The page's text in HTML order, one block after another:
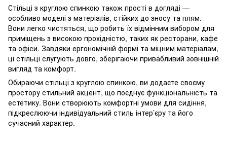
Стільці з круглою спинкою також прості в догляді —
особливо моделі з матеріалів, стійких до зносу та плям.
Вони легко чистяться, що робить їх відмінним вибором для
приміщень з високою прохідністю, таких як ресторани, кафе
та офіси. Завдяки ергономічній формі та міцним матеріалам,
ці стільці слугують довго, зберігаючи привабливий зовнішній
вигляд та комфорт.
Обираючи стільці з круглою спинкою, ви додаєте своєму
простору стильний акцент, що поєднує функціональність та
естетику. Вони створюють комфортні умови для сидіння,
підкреслюючи індивідуальний стиль інтер’єру та його
сучасний характер.